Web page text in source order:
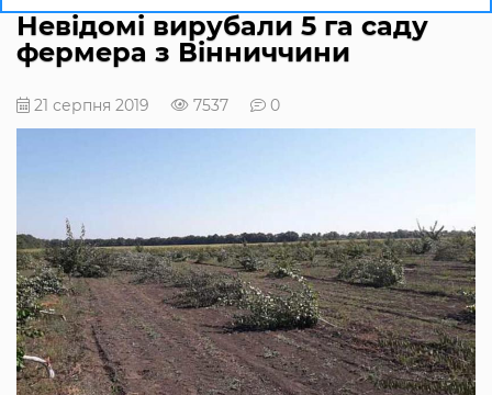
Невідомі вирубали 5 га саду
фермера з Вінниччини
21 серпня 2019 7537 0